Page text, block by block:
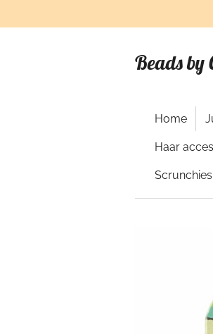
direct
Beads by
Home
Haar
Scrunchies